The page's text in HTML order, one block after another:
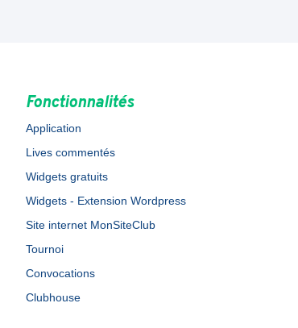
Fonctionnalités
Application
Lives commentés
Widgets gratuits
Widgets - Extension Wordpress
Site internet MonSiteClub
Tournoi
Convocations
Clubhouse